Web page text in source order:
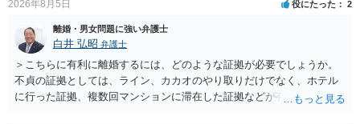
2026年8月5日 役にたった 2
離婚・男女問題に強い弁護士
白井 弘昭 弁護士
＞こちらに有利に離婚するには、どのような証拠が必要でしょうか。
不貞の証拠としては、ライン、カカオのやり取りだけでなく、ホテル
に行った証拠、複数回マンションに滞在した証拠などが有効です。 不